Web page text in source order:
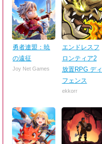
勇者連盟：暁
の遠征
Joy Net Games
エンドレスフ
ロンティア2
放置RPG ディ
フェンス
ekkorr